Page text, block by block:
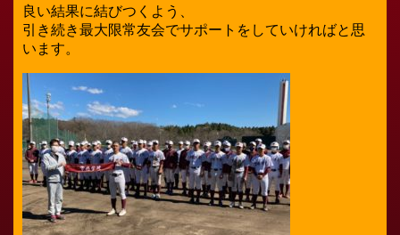
良い結果に結びつくよう、
引き続き最大限常友会でサポートをしていければと思
います。